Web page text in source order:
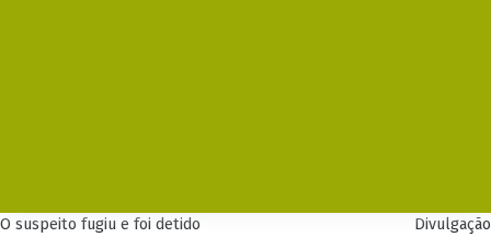
O suspeito fugiu e foi detido
Divulgação